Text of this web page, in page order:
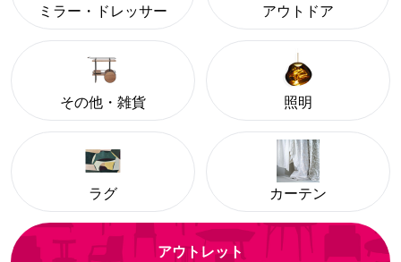
ミラー・ドレッサー アウトドア
その他・雑貨 照明
ラグ カーテン
アウトレット